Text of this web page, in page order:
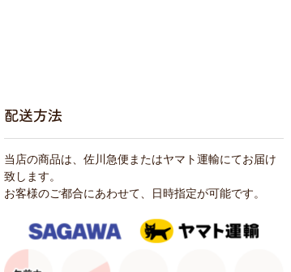
配送方法
当店の商品は、佐川急便またはヤマト運輸にてお届け
致します。
お客様のご都合にあわせて、日時指定が可能です。